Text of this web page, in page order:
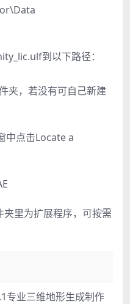
到以下路径：
夹，若没有可自己新建
中点击Locate a
里为扩展程序，可按需
专业三维地形生成制作